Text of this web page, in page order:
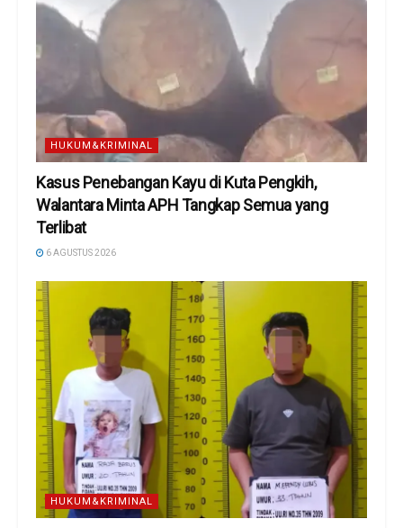
HUKUM&KRIMINAL
Kasus Penebangan Kayu di Kuta Pengkih,
Walantara Minta APH Tangkap Semua yang
Terlibat
6 AGUSTUS 2026
HUKUM&KRIMINAL